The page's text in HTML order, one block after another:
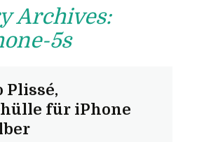
Archives:
5s
Plissé,
für iPhone